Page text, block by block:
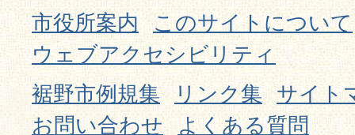
市役所案内
このサイトについて
ウェブアクセシビリティ
裾野市例規集
リンク集
サイト
お問い合わせ
よくある質問